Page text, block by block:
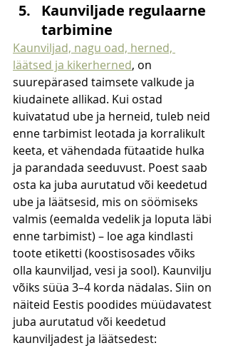
Kaunviljade regulaarne
tarbimine
Kaunviljad, nagu oad, herned,
läätsed ja kikerherned, on
suurepärased taimsete valkude ja
kiudainete allikad. Kui ostad
kuivatatud ube ja herneid, tuleb neid
enne tarbimist leotada ja korralikult
keeta, et vähendada fütaatide hulka
ja parandada seeduvust. Poest saab
osta ka juba aurutatud või keedetud
ube ja läätsesid, mis on söömiseks
valmis (eemalda vedelik ja loputa läbi
enne tarbimist) – loe aga kindlasti
toote etiketti (koostisosades võiks
olla kaunviljad, vesi ja sool). Kaunvilju
võiks süüa 3–4 korda nädalas. Siin on
näiteid Eestis poodides müüdavatest
juba aurutatud või keedetud
kaunviljadest ja läätsedest: